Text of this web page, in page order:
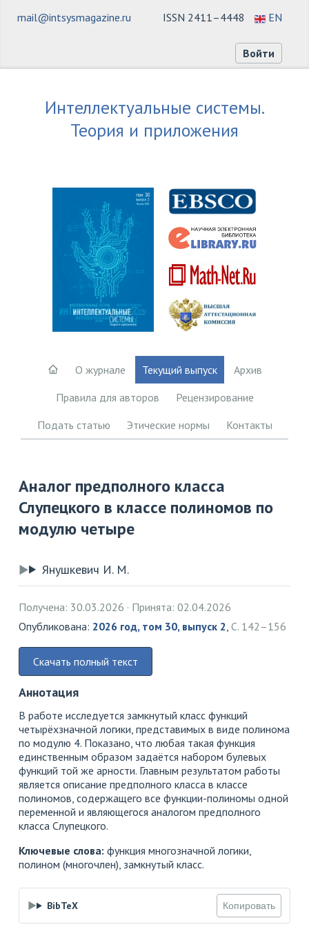
ISSN 2411–4448 EN
mail@intsysmagazine.ru
Войти
Интеллектуальные системы.
Теория и приложения
О журнале Текущий выпуск
Архив
Правила для авторов
Рецензирование
Подать статью
Этические нормы Контакты
Аналог предполного класса
Слупецкого в классе полиномов по
модулю четыре
Янушкевич И. М.
Получена: 30.03.2026
Принята: 02.04.2026
Опубликована: 2026 год, том 30, выпуск 2, С. 142–156
Скачать полный текст
Аннотация
В работе исследуется замкнутый класс функций
четырёхзначной логики, представимых в виде полинома
по модулю 4. Показано, что любая такая функция
единственным образом задаётся набором булевых
функций той же арности. Главным результатом работы
является описание предполного класса в классе
полиномов, содержащего все функции-полиномы одной
переменной и являющегося аналогом предполного
класса Слупецкого.
Ключевые слова: функция многозначной логики,
полином (многочлен), замкнутый класс.
BibTeX Копировать